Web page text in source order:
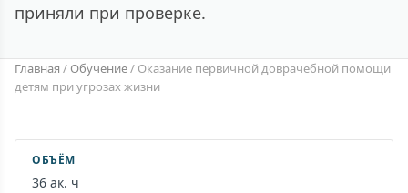
приняли при проверке.
Главная / Обучение/ Оказание первичной доврачебной помощи
детям при угрозах жизни
ОБЪЁМ
36 ак. ч